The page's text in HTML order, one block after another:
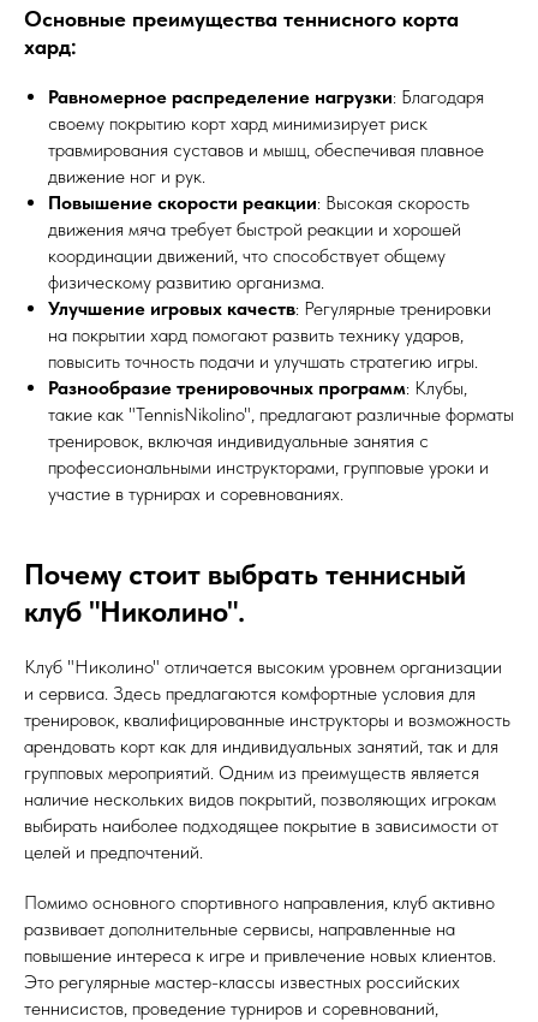
Основные преимущества теннисного корта
хард:
Равномерное распределение нагрузки: Благодаря
своему покрытию корт хард минимизирует риск
травмирования суставов и мышц, обеспечивая плавное
движение ног и рук.
Повышение скорости реакции: Высокая скорость
движения мяча требует быстрой реакции и хорошей
координации движений, что способствует общему
физическому развитию организма.
Улучшение игровых качеств: Регулярные тренировки
на покрытии хард помогают развить технику ударов,
повысить точность подачи и улучшать стратегию игры.
Разнообразие тренировочных программ: Клубы,
такие как "TennisNikolino", предлагают различные форматы
тренировок, включая индивидуальные занятия с
профессиональными инструкторами, групповые уроки и
участие в турнирах и соревнованиях.
Почему стоит выбрать теннисный
клуб "Николино".
Клуб "Николино" отличается высоким уровнем организации
и сервиса. Здесь предлагаются комфортные условия для
тренировок, квалифицированные инструкторы и возможность
арендовать корт как для индивидуальных занятий, так и для
групповых мероприятий. Одним из преимуществ является
наличие нескольких видов покрытий, позволяющих игрокам
выбирать наиболее подходящее покрытие в зависимости от
целей и предпочтений.
Помимо основного спортивного направления, клуб активно
развивает дополнительные сервисы, направленные на
повышение интереса к игре и привлечение новых клиентов.
Это регулярные мастер-классы известных российских
теннисистов, проведение турниров и соревнований,